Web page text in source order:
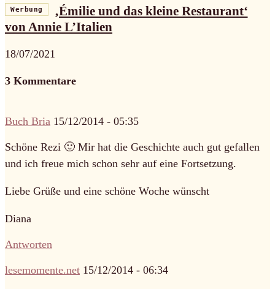
Werbung
‚Émilie und das kleine Restaurant‘
von Annie L’Italien
18/07/2021
3 Kommentare
Buch Bria 15/12/2014 - 05:35
Schöne Rezi 🙂 Mir hat die Geschichte auch gut gefallen
und ich freue mich schon sehr auf eine Fortsetzung.
Liebe Grüße und eine schöne Woche wünscht
Diana
Antworten
lesemomente.net 15/12/2014 - 06:34